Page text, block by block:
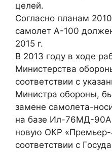
целей.
Согласно планам
самолет А-100
2015 г.
В 2013 году в ходе
Министерства
соответствии с
Министра обороны,
замене самолета-
на базе Ил-76МД-
новую ОКР
соответствии с